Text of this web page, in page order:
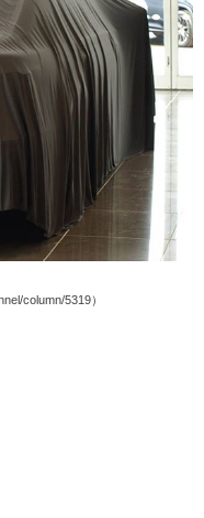
column/5319）